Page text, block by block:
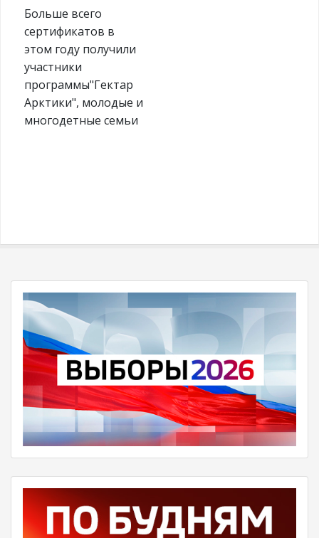
Больше всего
сертификатов в
этом году получили
участники
программы"Гектар
Арктики", молодые и
многодетные семьи